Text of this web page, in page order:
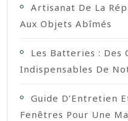
Artisanat De La
Aux Objets Abîmés
Les Batteries : Des
Indispensables De
Guide D’Entretien
Fenêtres Pour Une